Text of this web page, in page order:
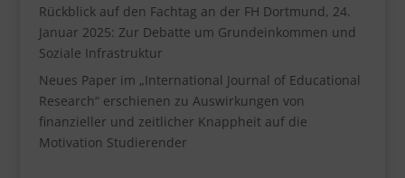
Rückblick auf den Fachtag an der FH Dortmund, 24.
Januar 2025: Zur Debatte um Grundeinkommen und
Soziale Infrastruktur
Neues Paper im „International Journal of Educational
Research“ erschienen zu Auswirkungen von
finanzieller und zeitlicher Knappheit auf die
Motivation Studierender